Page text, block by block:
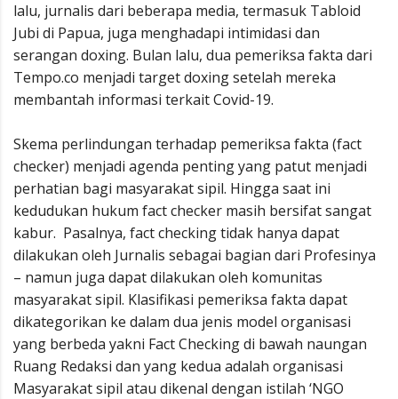
lalu, jurnalis dari beberapa media, termasuk Tabloid
Jubi di Papua, juga menghadapi intimidasi dan
serangan doxing. Bulan lalu, dua pemeriksa fakta dari
Tempo.co menjadi target doxing setelah mereka
membantah informasi terkait Covid-19.
Skema perlindungan terhadap pemeriksa fakta (fact
checker) menjadi agenda penting yang patut menjadi
perhatian bagi masyarakat sipil. Hingga saat ini
kedudukan hukum fact checker masih bersifat sangat
kabur. Pasalnya, fact checking tidak hanya dapat
dilakukan oleh Jurnalis sebagai bagian dari Profesinya
– namun juga dapat dilakukan oleh komunitas
masyarakat sipil. Klasifikasi pemeriksa fakta dapat
dikategorikan ke dalam dua jenis model organisasi
yang berbeda yakni Fact Checking di bawah naungan
Ruang Redaksi dan yang kedua adalah organisasi
Masyarakat sipil atau dikenal dengan istilah ‘NGO